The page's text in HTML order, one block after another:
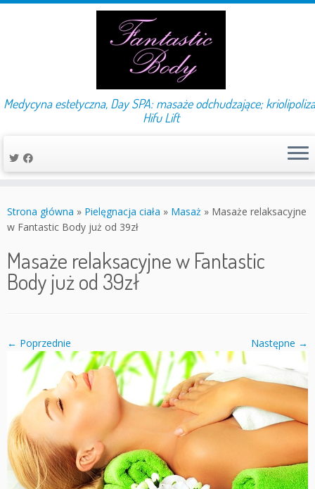
do
treści
Medycyna estetyczna, Day SPA: masaże odchudzające;
Hifu Lift
Strona główna » Pielęgnacja ciała » Masaż » Masaże relaksacyjne
w Fantastic Body już od 39zł
Masaże relaksacyjne w Fantastic
Body już od 39zł
← Poprzednie Następne →